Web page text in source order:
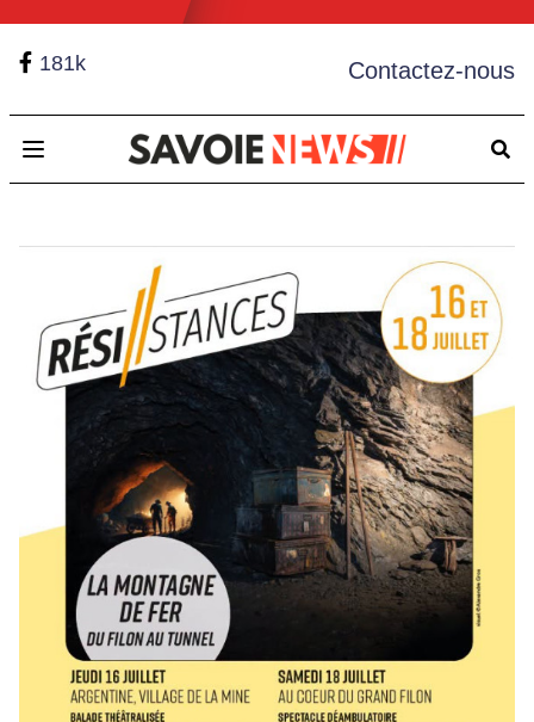
181k Contactez-nous
Open main menu